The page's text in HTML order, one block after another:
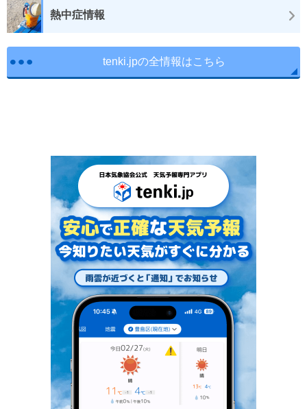
熱中症情報
tenki.jpの全情報はこちら